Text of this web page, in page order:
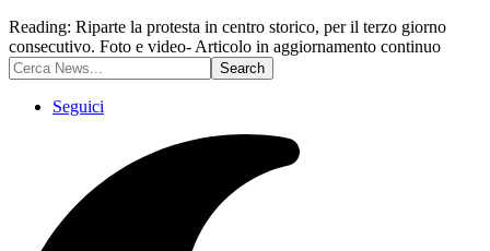
Reading: Riparte la protesta in centro storico, per il terzo giorno
consecutivo. Foto e video- Articolo in aggiornamento continuo
Seguici